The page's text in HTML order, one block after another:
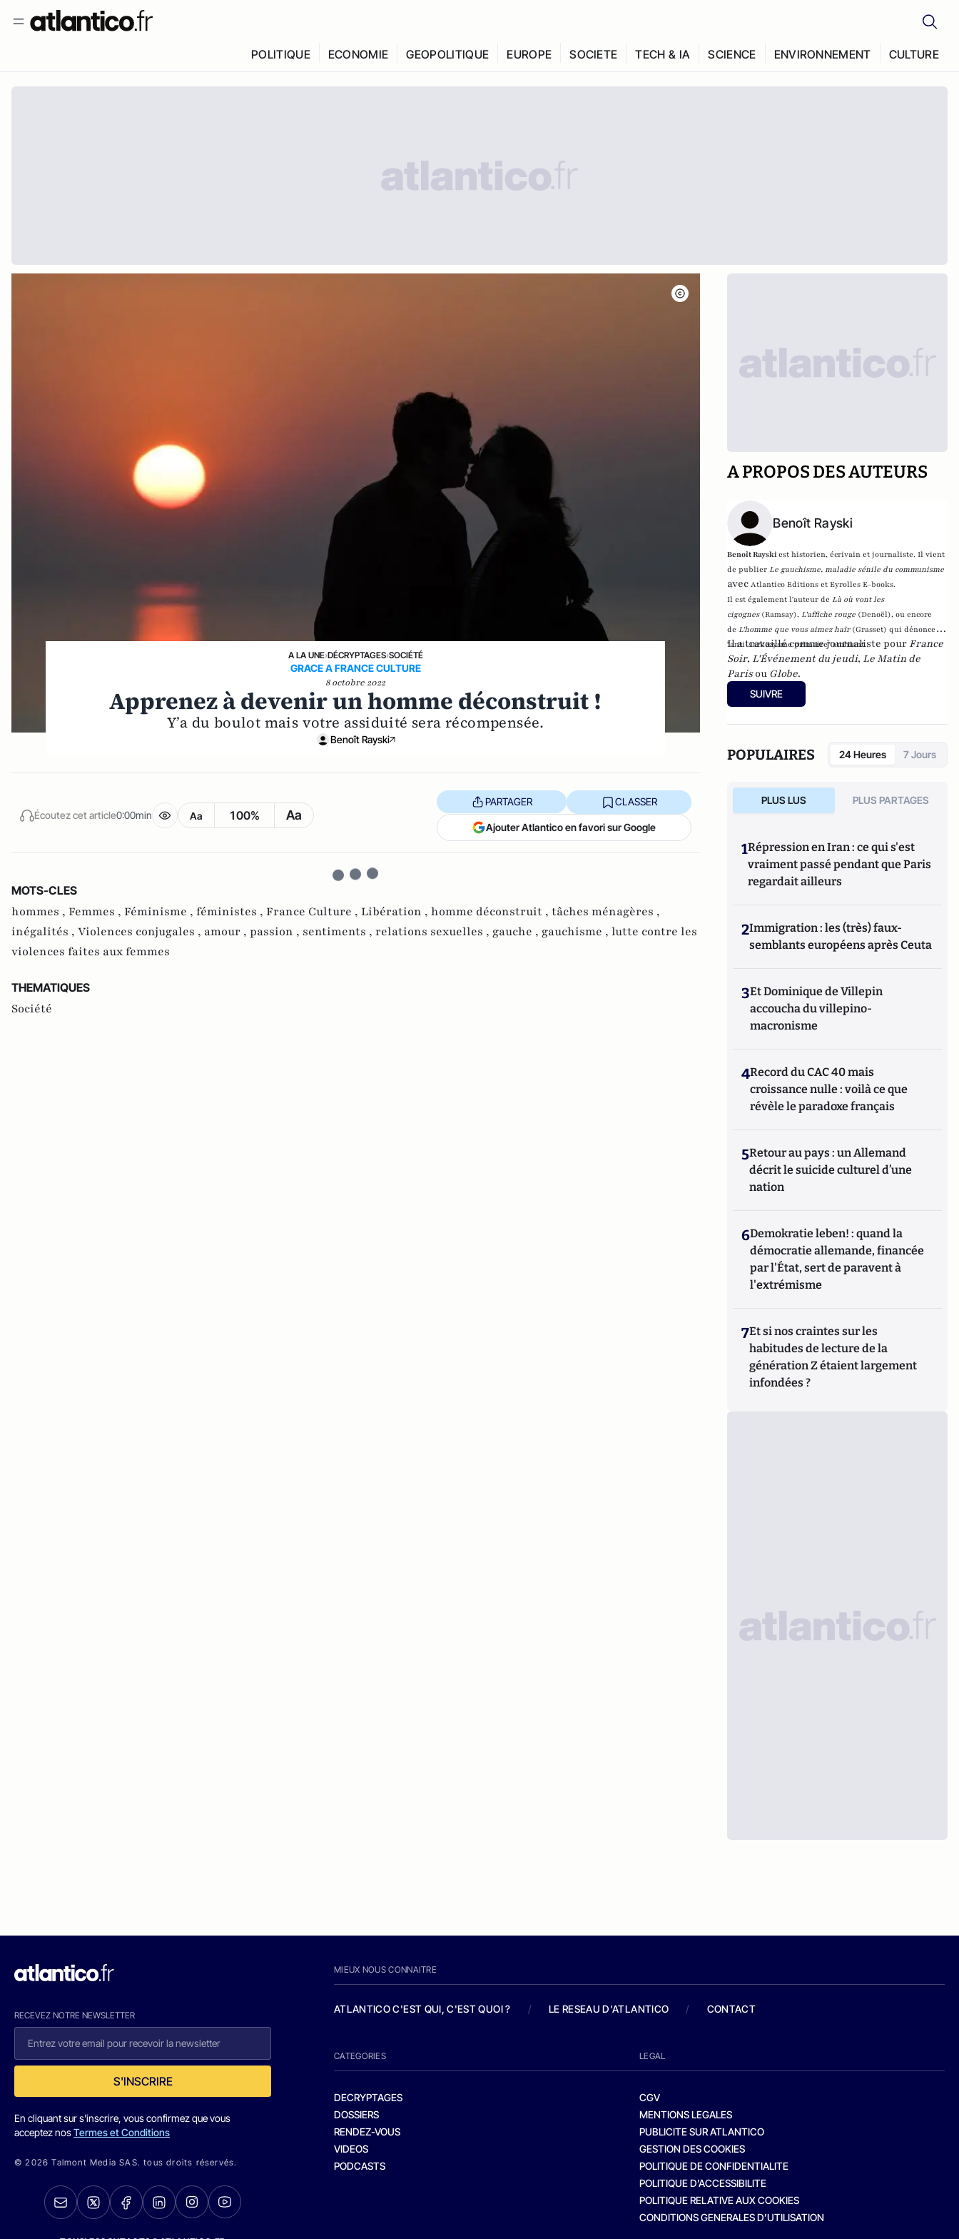
POLITIQUE ECONOMIE GEOPOLITIQUE EUROPE SOCIETE TECH & IA SCIENCE ENVIRONNEMENT CULTURE
A LA UNE›DÉCRYPTAGES›SOCIÉTÉ
GRACE A FRANCE CULTURE
8 octobre 2022
Apprenez à devenir un homme déconstruit !
Y’a du boulot mais votre assiduité sera récompensée.
Benoît Rayski
Écoutez cet article0:00min Aa 100% Aa
PARTAGER CLASSER
Ajouter Atlantico en favori sur Google
MOTS-CLES
hommes , Femmes , Féminisme , féministes , France Culture , Libération , homme déconstruit , tâches ménagères ,
inégalités , Violences conjugales , amour , passion , sentiments , relations sexuelles , gauche , gauchisme , lutte contre les
violences faites aux femmes
THEMATIQUES
Société
A PROPOS DES AUTEURS
Benoît Rayski
Benoît Rayskiest historien, écrivain et journaliste. Il vient
de publierLe gauchisme, maladie sénile du communisme
avecAtlantico Editions et Eyrolles E-books.
Il est également l'auteur deLà où vont les
cigognes (Ramsay),L'affiche rouge (Denoël), ou encore
deL'homme que vous aimez haïr (Grasset) qui dénonce l'
"anti-sarkozysme primaire" ambiant.
Il a travaillé comme journaliste pour France
Soir, L'Événement du jeudi, Le Matin de
Parisou Globe.
SUIVRE
POPULAIRES 24 Heures 7 Jours
PLUS LUS PLUS PARTAGES
1Répression en Iran : ce qui s'est
vraiment passé pendant que Paris
regardait ailleurs
2Immigration : les (très) faux-
semblants européens après Ceuta
3Et Dominique de Villepin
accoucha du villepino-
macronisme
4Record du CAC 40 mais
croissance nulle : voilà ce que
révèle le paradoxe français
5Retour au pays : un Allemand
décrit le suicide culturel d’une
nation
6Demokratie leben! : quand la
démocratie allemande, financée
par l'État, sert de paravent à
l'extrémisme
7Et si nos craintes sur les
habitudes de lecture de la
génération Z étaient largement
infondées ?
RECEVEZ NOTRE NEWSLETTER
S'INSCRIRE
En cliquant sur s'inscrire, vous confirmez que vous
acceptez nosTermes et Conditions
© 2026 Talmont Media SAS. tous droits réservés.
MIEUX NOUS CONNAITRE
ATLANTICO C'EST QUI, C'EST QUOI ? / LE RESEAU D'ATLANTICO / CONTACT
CATEGORIES
DECRYPTAGES
DOSSIERS
RENDEZ-VOUS
VIDEOS
PODCASTS
LEGAL
CGV
MENTIONS LEGALES
PUBLICITE SUR ATLANTICO
GESTION DES COOKIES
POLITIQUE DE CONFIDENTIALITE
POLITIQUE D’ACCESSIBILITE
POLITIQUE RELATIVE AUX COOKIES
CONDITIONS GENERALES D’UTILISATION